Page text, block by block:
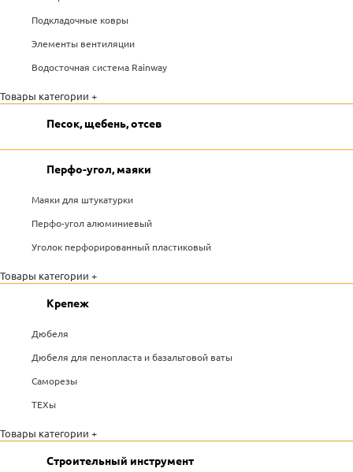
Подкладочные ковры
Элементы вентиляции
Водосточная система Rainway
Товары категории +
Песок, щебень, отсев
Перфо-угол, маяки
Маяки для штукатурки
Перфо-угол алюминиевый
Уголок перфорированный пластиковый
Товары категории +
Крепеж
Дюбеля
Дюбеля для пенопласта и базальтовой ваты
Саморезы
ТЕХы
Товары категории +
Строительный инструмент